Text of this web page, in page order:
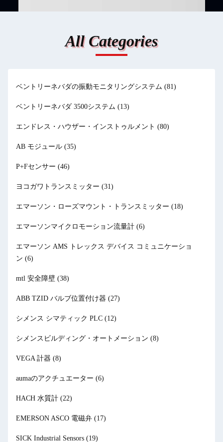
します。 地質探査から産業監視へ：Bently
Nevadaのセンサーの進化 ...All Categories
ベントリーネバダの振動モニタリングシステム (81)
ベントリーネバダ 3500システム (13)
エンドレス・ハウザー・インストゥルメント (80)
AB モジュール (35)
P+Fセンサー (46)
ヨコガワトランスミッター (31)
エマーソン・ローズマウント・トランスミッター (18)
エマーソンマイクロモーション流量計 (6)
エマーソン AMS トレックス デバイス コミュニケーショ
ン (6)
mtl 安全障壁 (38)
ABB TZID バルブ位置付け器 (27)
シメンス シマティック PLC (12)
シメンスビルディング・オートメーション (8)
VEGA 計器 (8)
aumaのアクチュエーター (6)
HACH 水質計 (22)
EMERSON ASCO 電磁弁 (17)
SICK Industrial Sensors (19)